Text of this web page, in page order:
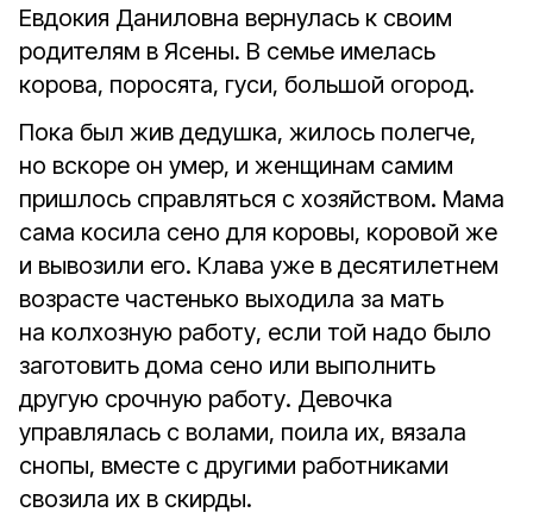
Евдокия Даниловна вернулась к своим
родителям в Ясены. В семье имелась
корова, поросята, гуси, большой огород.
Пока был жив дедушка, жилось полегче,
но вскоре он умер, и женщинам самим
пришлось справляться с хозяйством. Мама
сама косила сено для коровы, коровой же
и вывозили его. Клава уже в десятилетнем
возрасте частенько выходила за мать
на колхозную работу, если той надо было
заготовить дома сено или выполнить
другую срочную работу. Девочка
управлялась с волами, поила их, вязала
снопы, вместе с другими работниками
свозила их в скирды.